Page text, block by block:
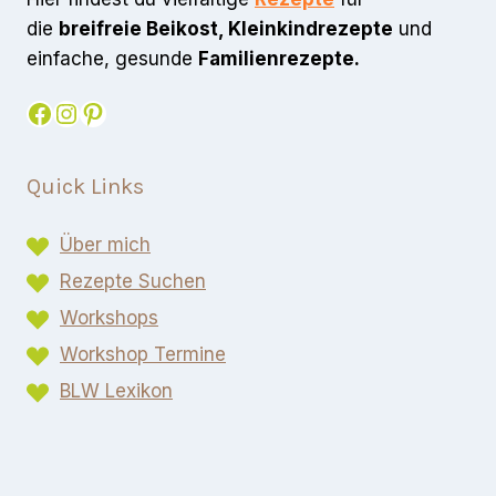
die breifreie Beikost, Kleinkindrezepte und
einfache, gesunde Familienrezepte.
Facebook
Instagram
Pinterest
Quick Links
Über mich
Rezepte Suchen
Workshops
Workshop Termine
BLW Lexikon​